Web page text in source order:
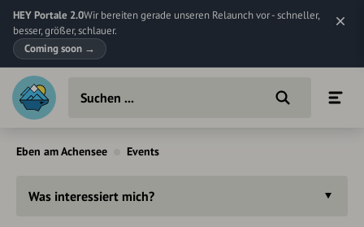
HEY Portale 2.0Wir bereiten gerade unseren Relaunch vor - schneller,
besser, größer, schlauer.
Coming soon →
Eben am Achensee Events
Was interessiert mich?